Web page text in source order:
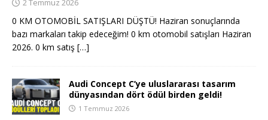
2 Temmuz 2026
0 KM OTOMOBİL SATIŞLARI DÜŞTÜ! Haziran sonuçlarında
bazı markaları takip edeceğim! 0 km otomobil satışları Haziran
2026. 0 km satış […]
Audi Concept C’ye uluslararası tasarım
dünyasından dört ödül birden geldi!
1 Temmuz 2026